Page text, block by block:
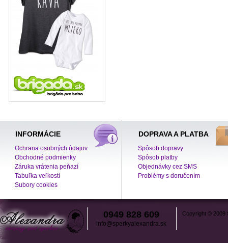
INFORMÁCIE
Ochrana osobných údajov
Obchodné podmienky
Záruka vrátenia peňazí
Tabuľka veľkostí
Subory cookies
DOPRAVA A PLATBA
Spôsob dopravy
Spôsob platby
Objednávky cez SMS
Problémy s doručením
0949 828 609
info@sperkyalexandra.sk
Copyright © 2009